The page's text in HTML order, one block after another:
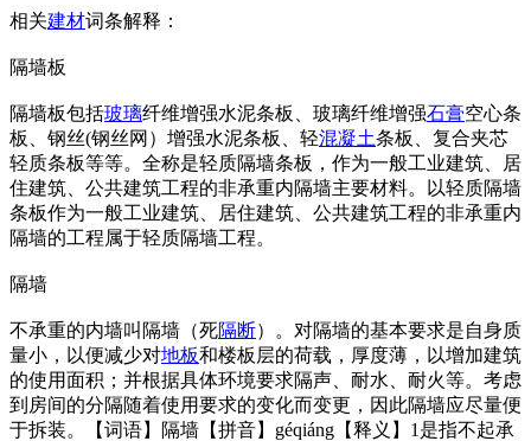
相关建材词条解释：
隔墙板
隔墙板包括玻璃纤维增强水泥条板、玻璃纤维增强石膏空心条
板、钢丝(钢丝网）增强水泥条板、轻混凝土条板、复合夹芯
轻质条板等等。全称是轻质隔墙条板，作为一般工业建筑、居
住建筑、公共建筑工程的非承重内隔墙主要材料。以轻质隔墙
条板作为一般工业建筑、居住建筑、公共建筑工程的非承重内
隔墙的工程属于轻质隔墙工程。
隔墙
不承重的内墙叫隔墙（死隔断）。对隔墙的基本要求是自身质
量小，以便减少对地板和楼板层的荷载，厚度薄，以增加建筑
的使用面积；并根据具体环境要求隔声、耐水、耐火等。考虑
到房间的分隔随着使用要求的变化而变更，因此隔墙应尽量便
于拆装。【词语】隔墙【拼音】géqiáng【释义】1是指不起承